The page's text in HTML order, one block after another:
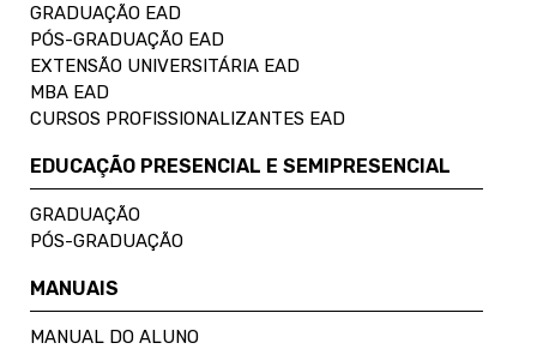
GRADUAÇÃO EAD
PÓS-GRADUAÇÃO EAD
EXTENSÃO UNIVERSITÁRIA EAD
MBA EAD
CURSOS PROFISSIONALIZANTES EAD
EDUCAÇÃO PRESENCIAL E SEMIPRESENCIAL
GRADUAÇÃO
PÓS-GRADUAÇÃO
MANUAIS
MANUAL DO ALUNO